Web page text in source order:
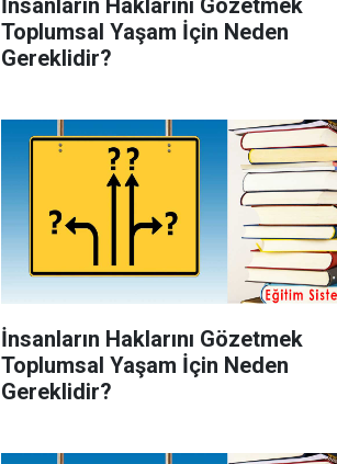
İnsanların Haklarını Gözetmek
Toplumsal Yaşam İçin Neden
Gereklidir?
İnsanların Haklarını Gözetmek
Toplumsal Yaşam İçin Neden
Gereklidir?